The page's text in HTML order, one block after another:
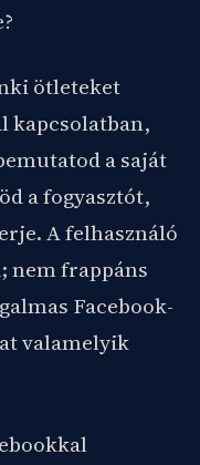
ötleteket
kapcsolatban,
a saját
a fogyasztót,
A felhasználó
nem frappáns
Facebook-
valamelyik